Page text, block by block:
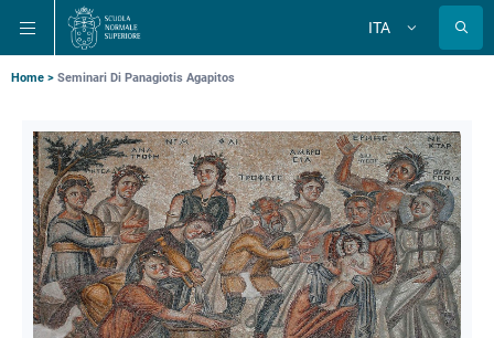
alla
navigazione
principale
contenuto
principale
alla
ricerca
principale
ITA
Briciole
pane
Home Seminari Di Panagiotis Agapitos